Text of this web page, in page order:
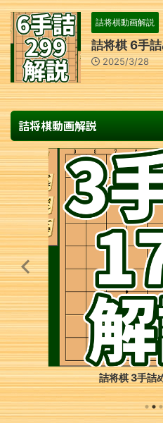
詰将棋動画解説
詰将棋 6手
2025/3/28
詰将棋動画解説
詰将棋 3手詰め・177 解説